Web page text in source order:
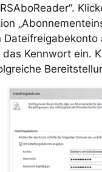
Kennwort ein.